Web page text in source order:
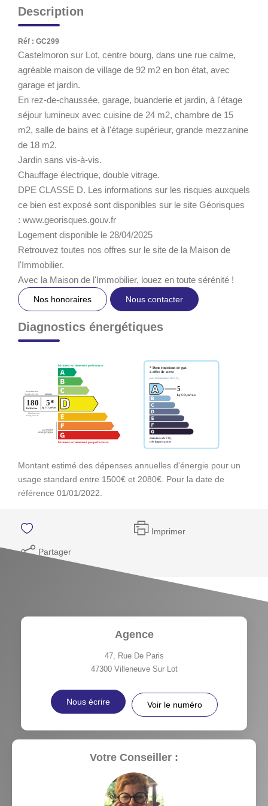
Description
Réf : GC299
Castelmoron sur Lot, centre bourg, dans une rue calme,
agréable maison de village de 92 m2 en bon état, avec
garage et jardin.
En rez-de-chaussée, garage, buanderie et jardin, à l'étage
séjour lumineux avec cuisine de 24 m2, chambre de 15
m2, salle de bains et à l'étage supérieur, grande mezzanine
de 18 m2.
Jardin sans vis-à-vis.
Chauffage électrique, double vitrage.
DPE CLASSE D. Les informations sur les risques auxquels
ce bien est exposé sont disponibles sur le site Géorisques
: www.georisques.gouv.fr
Logement disponible le 28/04/2025
Retrouvez toutes nos offres sur le site de la Maison de
l'Immobilier.
Avec la Maison de l'Immobilier, louez en toute sérénité !
Nos honoraires Nous contacter
Diagnostics énergétiques
Montant estimé des dépenses annuelles d'énergie pour un
usage standard entre 1500€ et 2080€. Pour la date de
référence 01/01/2022.
Imprimer
Partager
Agence
47, Rue De Paris
47300 Villeneuve Sur Lot
Nous écrire Voir le numéro
Votre Conseiller :